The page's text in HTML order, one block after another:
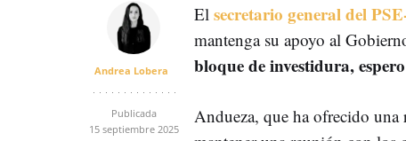
Andrea Lobera
Publicada
15 septiembre 2025
El secretario general del
mantenga su apoyo al
bloque de investidura,
Andueza, que ha ofrecido una